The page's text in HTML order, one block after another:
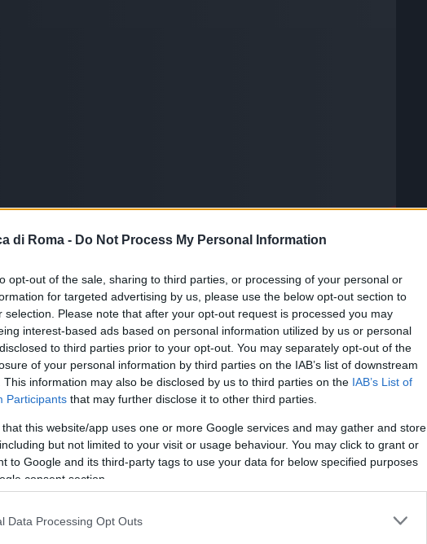
di Roma - Do Not Process My Personal Information
opt-out of the sale, sharing to third parties, or processing of your personal or
for targeted advertising by us, please use the below opt-out section to
selection. Please note that after your opt-out request is processed you may
interest-based ads based on personal information utilized by us or personal
to third parties prior to your opt-out. You may separately opt-out of the
of your personal information by third parties on the IAB’s list of downstream
This information may also be disclosed by us to third parties on the IAB’s List of
Participants that may further disclose it to other third parties.
that this website/app uses one or more Google services and may gather and store
but not limited to your visit or usage behaviour. You may click to grant or
to Google and its third-party tags to use your data for below specified purposes
consent section.
Data Processing Opt Outs
Oggi gli interrogatori dei